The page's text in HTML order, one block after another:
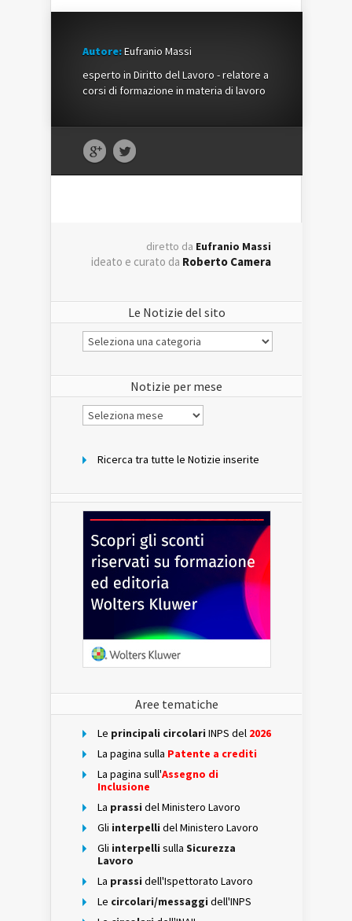
Autore:Eufranio Massi
esperto in Diritto del Lavoro - relatore a
corsi di formazione in materia di lavoro
diretto da Eufranio Massi
ideato e curato da Roberto Camera
Le Notizie del sito
Le
Notizie
Notizie per mese
Notizie
per
Ricerca tra tutte le Notizie inserite
Aree tematiche
Le principali circolari INPS del 2026
La pagina sulla Patente a crediti
La pagina sull'Assegno di
Inclusione
La prassi del Ministero Lavoro
Gli interpelli del Ministero Lavoro
Gli interpelli sulla Sicurezza
Lavoro
La prassi dell'Ispettorato Lavoro
Le circolari/messaggi dell'INPS